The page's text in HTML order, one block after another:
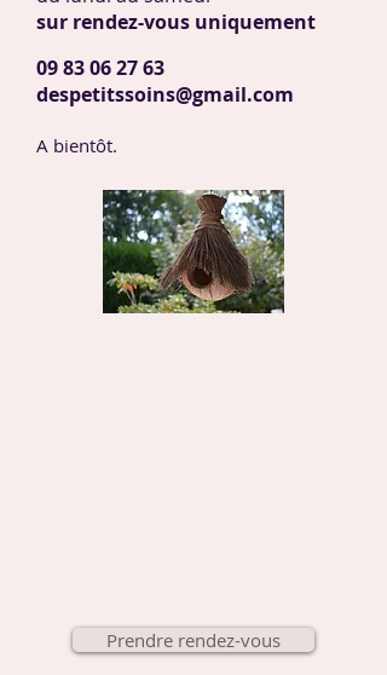
sur rendez-vous uniquement
09 83 06 27 63
despetitssoins@gmail.com
A bientôt.
Prendre rendez-vous